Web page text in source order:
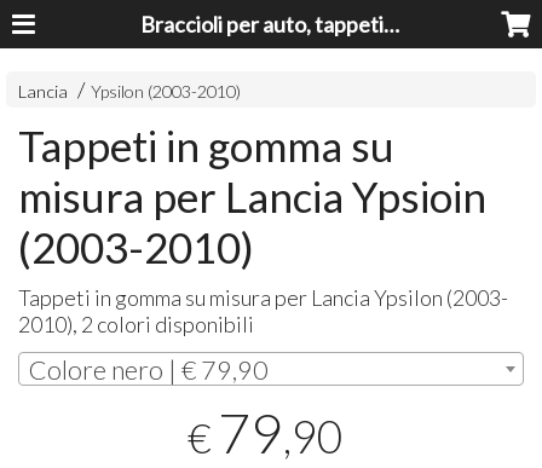
Braccioli per auto, tappeti auto, accessori auto MADE IN ITALY - Armrests, Mittelarmlehnen, Accoundoirs
Lancia Ypsilon (2003-2010)
Tappeti in gomma su
misura per Lancia Ypsioin
(2003-2010)
Tappeti in gomma su misura per Lancia Ypsilon (2003-
2010), 2 colori disponibili
Colore nero | € 79,90
€ 79,90